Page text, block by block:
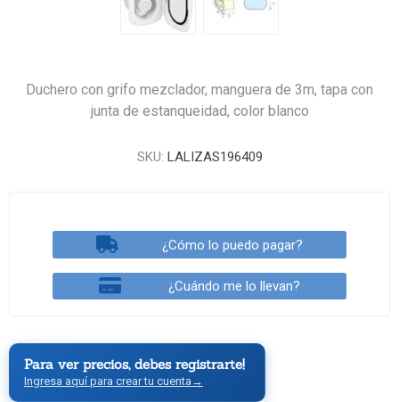
Duchero con grifo mezclador, manguera de 3m, tapa con
junta de estanqueidad, color blanco
SKU: LALIZAS196409
¿Cómo lo puedo pagar?
¿Cuándo me lo llevan?
Para ver precios, debes registrarte!
Ingresa aquí para crear tu cuenta →